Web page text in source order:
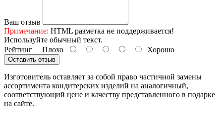
Ваш отзыв
Примечание: HTML разметка не поддерживается!
Используйте обычный текст.
Рейтинг Плохо Хорошо
Оставить отзыв
Изготовитель оставляет за собой право частичной замены
ассортимента кондитерских изделий на аналогичный,
соответствующий цене и качеству представленного в подарке
на сайте.